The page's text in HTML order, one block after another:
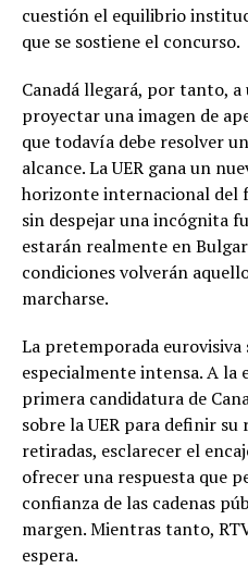
cuestión el equilibrio
que se sostiene el concurso.
Canadá llegará, por tanto, a
proyectar una imagen de
que todavía debe resolver
alcance. La UER gana un
horizonte internacional del
sin despejar una incógnita
estarán realmente en
condiciones volverán
marcharse.
La pretemporada eurovisiva
especialmente intensa. A
primera candidatura de
sobre la UER para definir
retiradas, esclarecer el
ofrecer una respuesta que
confianza de las cadenas
margen. Mientras tanto,
espera.